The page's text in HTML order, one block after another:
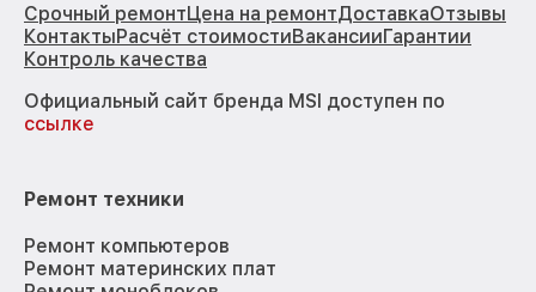
Срочный ремонтЦена на ремонтДоставкаОтзывы
КонтактыРасчёт стоимостиВакансииГарантии
Контроль качества
Официальный сайт бренда MSI доступен по
ссылке
Ремонт техники
Ремонт компьютеров
Ремонт материнских плат